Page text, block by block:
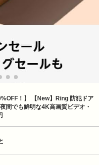
！】 【New】Ring 防犯ドア
間でも鮮明な4K高画質ビデオ・